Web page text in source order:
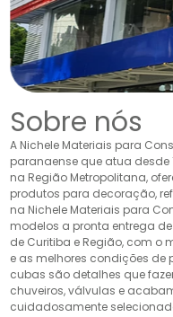
Sobre nós
A Nichele Materiais para
paranaense que atua desde
na Região Metropolitana,
produtos para decoração,
na Nichele Materiais para
modelos a pronta entrega
de Curitiba e Região, com o
e as melhores condições de
cubas são detalhes que
chuveiros, válvulas e
cuidadosamente